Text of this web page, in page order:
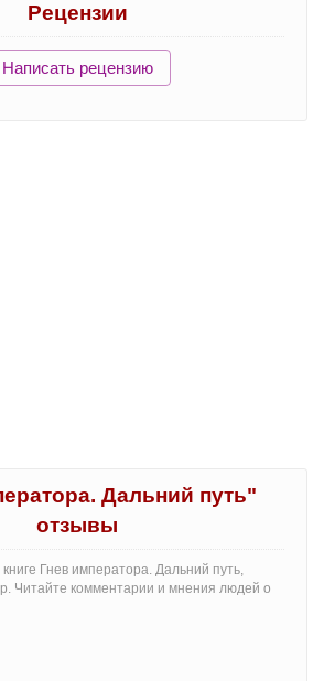
Рецензии
Написать рецензию
Дальний путь"
отзывы
Гнев императора. Дальний путь,
Читайте комментарии и мнения людей о